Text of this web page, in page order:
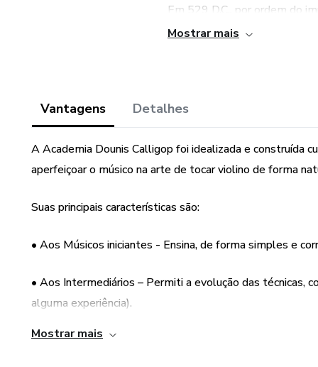
Em 529 D.C., por ordem do
fechadas.
Portugal. O período do
Na atualidade, há grandes
as suas: Royal Academy of
Ensino da Arte do Violino. Os
Dounis.
Mostrar mais
Vantagens Detalhes
A Academia Dounis Calligop foi idealizada e construída
aperfeiçoar o músico na arte de tocar violino de forma
Suas principais características são:
• Aos Músicos iniciantes - Ensina, de forma simples e
• Aos Intermediários – Permiti a evolução das técnicas,
alguma experiência).
• Aos Praticantes e Profissionais - Melhorar o
Mostrar mais